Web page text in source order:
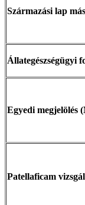
Származási lap
Állategészségügyi
Egyedi megjelölés
Patellaficam